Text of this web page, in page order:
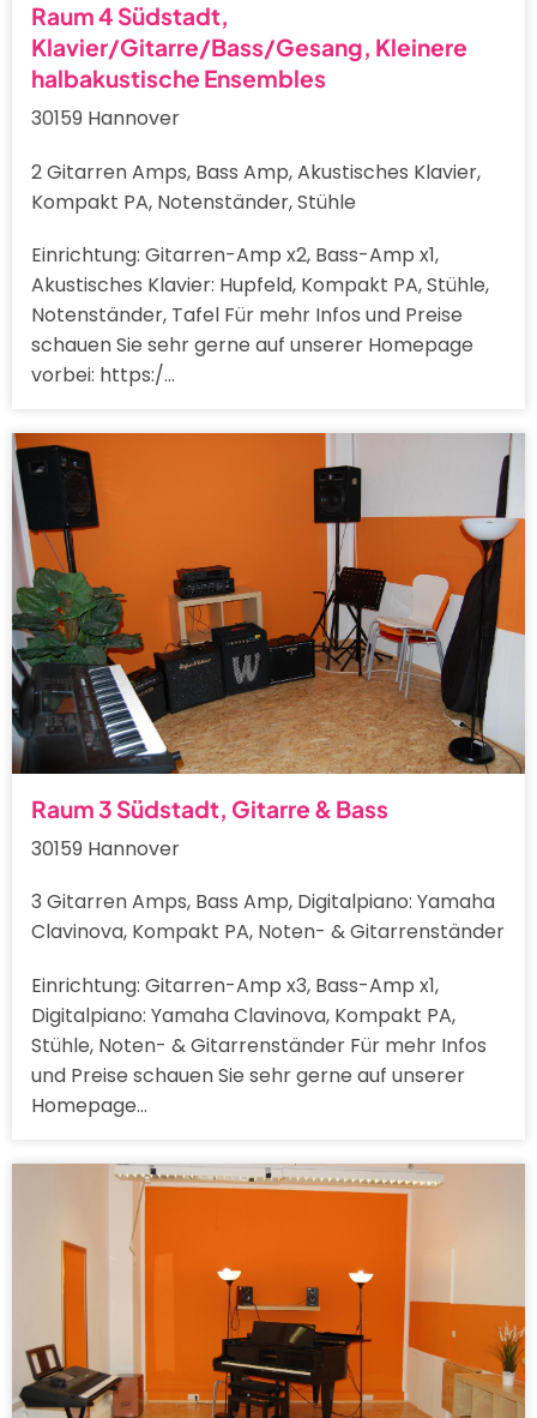
Raum 4 Südstadt,
Klavier/Gitarre/Bass/Gesang, Kleinere
halbakustische Ensembles
30159 Hannover
2 Gitarren Amps, Bass Amp, Akustisches Klavier,
Kompakt PA, Notenständer, Stühle
Einrichtung: Gitarren-Amp x2, Bass-Amp x1,
Akustisches Klavier: Hupfeld, Kompakt PA, Stühle,
Notenständer, Tafel Für mehr Infos und Preise
schauen Sie sehr gerne auf unserer Homepage
vorbei: https:/…
Raum 3 Südstadt, Gitarre & Bass
30159 Hannover
3 Gitarren Amps, Bass Amp, Digitalpiano: Yamaha
Clavinova, Kompakt PA, Noten- & Gitarrenständer
Einrichtung: Gitarren-Amp x3, Bass-Amp x1,
Digitalpiano: Yamaha Clavinova, Kompakt PA,
Stühle, Noten- & Gitarrenständer Für mehr Infos
und Preise schauen Sie sehr gerne auf unserer
Homepage…